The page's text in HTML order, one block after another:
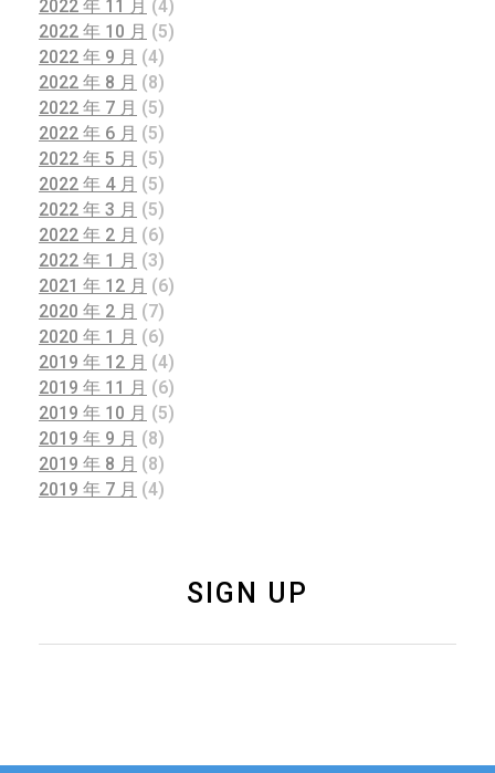
2022 年 11 月 (4)
2022 年 10 月 (5)
2022 年 9 月 (4)
2022 年 8 月 (8)
2022 年 7 月 (5)
2022 年 6 月 (5)
2022 年 5 月 (5)
2022 年 4 月 (5)
2022 年 3 月 (5)
2022 年 2 月 (6)
2022 年 1 月 (3)
2021 年 12 月 (6)
2020 年 2 月 (7)
2020 年 1 月 (6)
2019 年 12 月 (4)
2019 年 11 月 (6)
2019 年 10 月 (5)
2019 年 9 月 (8)
2019 年 8 月 (8)
2019 年 7 月 (4)
SIGN UP